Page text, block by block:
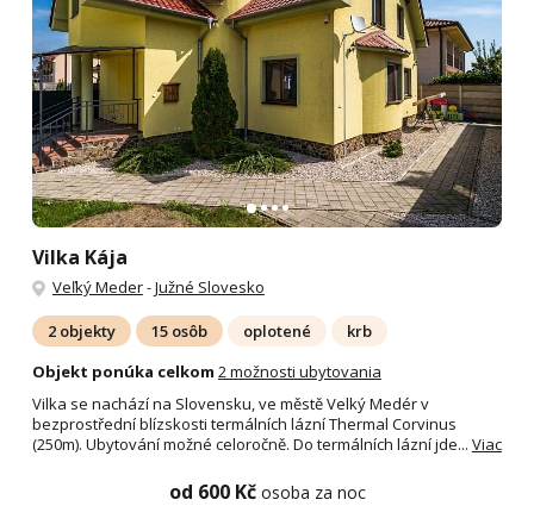
Vilka Kája
Veľký Meder-Južné Slovesko
2 objekty 15 osôb oplotené
krb
Objekt ponúka celkom 2 možnosti ubytovania
Vilka se nachází na Slovensku, ve městě Velký Medér v
bezprostřední blízskosti termálních lázní Thermal Corvinus
(250m). Ubytování možné celoročně. Do termálních lázní jde... Viac
od 600 Kč osoba za noc